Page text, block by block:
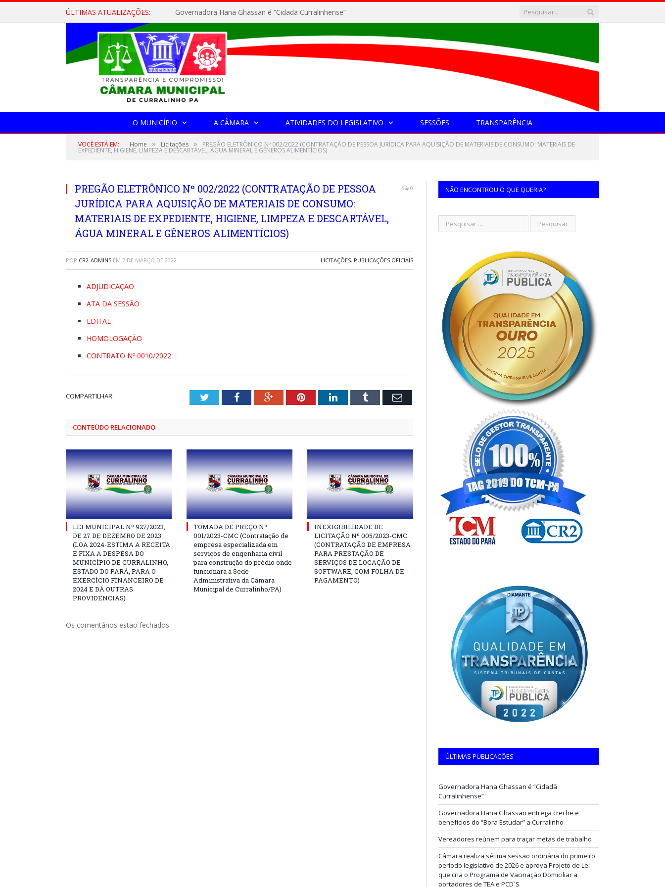
ÚLTIMAS ATUALIZAÇÕES: Governadora Hana Ghassan é “Cidadã Curralinhense”
O MUNICÍPIO A CÂMARA ATIVIDADES DO LEGISLATIVO SESSÕES TRANSPARÊNCIA
VOCÊ ESTÁ EM: Home » Licitações » PREGÃO ELETRÔNICO Nº 002/2022 (CONTRATAÇÃO DE PESSOA JURÍDICA PARA AQUISIÇÃO DE MATERIAIS DE CONSUMO: MATERIAIS DE
EXPEDIENTE, HIGIENE, LIMPEZA E DESCARTÁVEL, ÁGUA MINERAL E GÊNEROS ALIMENTÍCIOS)
PREGÃO ELETRÔNICO Nº 002/2022 (CONTRATAÇÃO DE PESSOA
JURÍDICA PARA AQUISIÇÃO DE MATERIAIS DE CONSUMO:
MATERIAIS DE EXPEDIENTE, HIGIENE, LIMPEZA E DESCARTÁVEL,
ÁGUA MINERAL E GÊNEROS ALIMENTÍCIOS)
0
POR CR2-ADMIN5 EM 7 DE MARÇO DE 2022 LICITAÇÕES, PUBLICAÇÕES OFICIAIS
ADJUDICAÇÃO
ATA DA SESSÃO
EDITAL
HOMOLOGAÇÃO
CONTRATO Nº 0010/2022
COMPARTILHAR: TwitterFacebookGoogle+PinterestLinkedInTumblr Email
CONTEÚDO RELACIONADO
LEI MUNICIPAL Nº 927/2023,
DE 27 DE DEZEMRO DE 2023
(LOA 2024-ESTIMA A RECEITA
E FIXA A DESPESA DO
MUNICÍPIO DE CURRALINHO,
ESTADO DO PARÁ, PARA O
EXERCÍCIO FINANCEIRO DE
2024 E DÁ OUTRAS
PROVIDENCIAS)
TOMADA DE PREÇO Nº
001/2023-CMC (Contratação de
empresa especializada em
serviços de engenharia civil
para construção do prédio onde
funcionará a Sede
Administrativa da Câmara
Municipal de Curralinho/PA)
INEXIGIBILIDADE DE
LICITAÇÃO Nº 005/2023-CMC
(CONTRATAÇÃO DE EMPRESA
PARA PRESTAÇÃO DE
SERVIÇOS DE LOCAÇÃO DE
SOFTWARE, COM FOLHA DE
PAGAMENTO)
Os comentários estão fechados.
NÃO ENCONTROU O QUE QUERIA?
ÚLTIMAS PUBLICAÇÕES
Governadora Hana Ghassan é “Cidadã
Curralinhense”
Governadora Hana Ghassan entrega creche e
benefícios do “Bora Estudar” a Curralinho
Vereadores reúnem para traçar metas de trabalho
Câmara realiza sétima sessão ordinária do primeiro
período legislativo de 2026 e aprova Projeto de Lei
que cria o Programa de Vacinação Domiciliar a
portadores de TEA e PCD`S